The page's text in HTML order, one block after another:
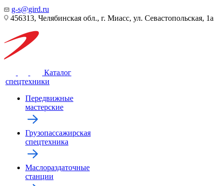
g-s@gird.ru
456313, Челябинская обл., г. Миасс, ул. Севастопольская, 1а
Каталог
спецтехники
Передвижные
мастерские
Грузопассажирская
спецтехника
Маслораздаточные
станции